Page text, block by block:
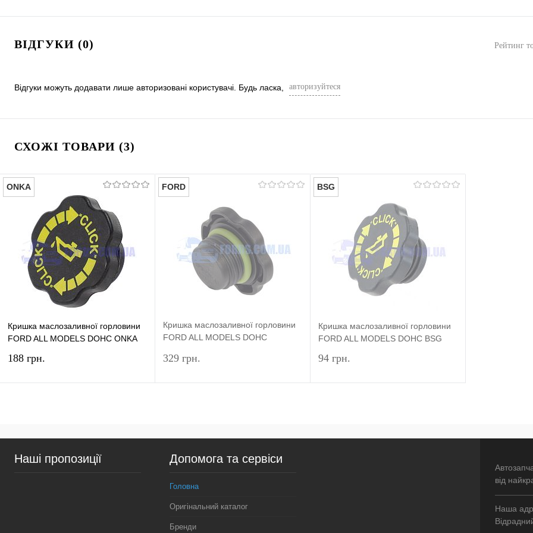
ВІДГУКИ (0) Рейтинг
Відгуки можуть додавати лише авторизовані користувачі. Будь ласка, авторизуйтеся
СХОЖІ ТОВАРИ (3)
ONKA
Кришка маслозаливної горловини
FORD ALL MODELS DOHC ONKA
188 грн.
Купити в 1 клік Порівняння
У вибране У наявності
FORD
Кришка маслозаливної горловини
FORD ALL MODELS DOHC
329 грн.
Купити в 1 клік Порівняння
У вибране Недоступно
BSG
Кришка маслозаливної горловини
FORD ALL MODELS DOHC BSG
94 грн.
Купити в 1 клік Порівняння
Наші пропозиції Допомога та сервіси
Головна
Оригінальний каталог
Бренди
від
Наша